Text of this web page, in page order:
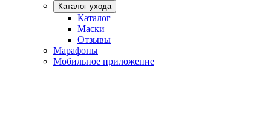
Каталог ухода
Каталог
Маски
Отзывы
Марафоны
Мобильное приложение